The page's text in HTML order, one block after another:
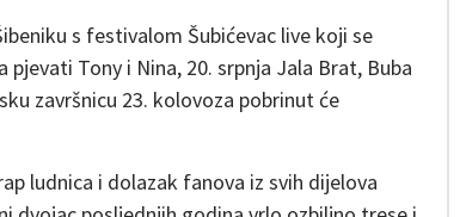
s festivalom Šubićevac live koji se
Tony i Nina, 20. srpnja Jala Brat, Buba
završnicu 23. kolovoza pobrinut će
ludnica i dolazak fanova iz svih dijelova